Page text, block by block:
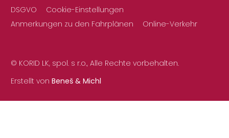
DSGVO
Cookie-Einstellungen
Anmerkungen zu den Fahrplänen
Online-Verkehr
© KORID LK, spol. s r.o., Alle Rechte vorbehalten.
Erstellt von Beneš & Michl